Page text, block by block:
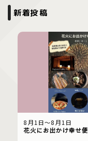
新着投稿
8月1日〜8月1日
花火にお出かけ幸せ便